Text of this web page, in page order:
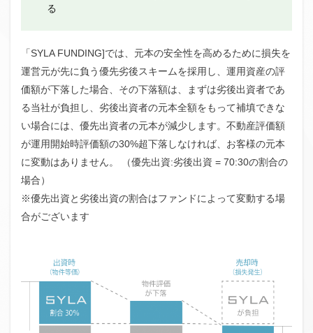
る
「SYLA FUNDING]では、元本の安全性を高めるために損失を
運営元が先に負う優先劣後スキームを採用し、運用資産の評
価額が下落した場合、その下落額は、まずは劣後出資者であ
る当社が負担し、劣後出資者の元本全額をもって補填できな
い場合には、優先出資者の元本が減少します。不動産評価額
が運用開始時評価額の30%超下落しなければ、お客様の元本
に変動はありません。 （優先出資:劣後出資 = 70:30の割合の
場合）
※優先出資と劣後出資の割合はファンドによって変動する場
合がございます